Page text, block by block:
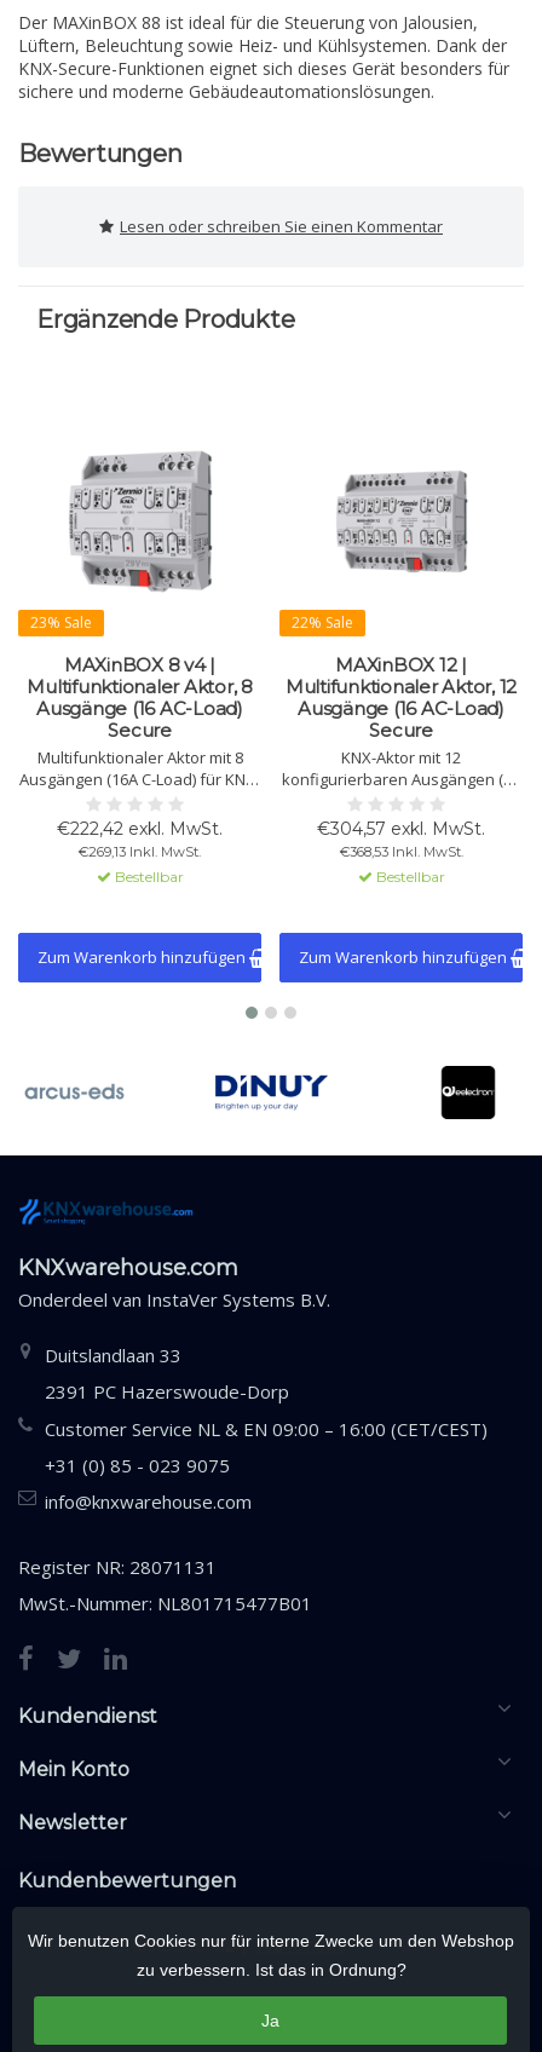
Der MAXinBOX 88 ist ideal für die Steuerung von Jalousien,
Lüftern, Beleuchtung sowie Heiz- und Kühlsystemen. Dank der
KNX-Secure-Funktionen eignet sich dieses Gerät besonders für
sichere und moderne Gebäudeautomationslösungen.
Bewertungen
Lesen oder schreiben Sie einen Kommentar
Ergänzende Produkte
23% Sale
MAXinBOX 8 v4 |
Multifunktionaler Aktor, 8
Ausgänge (16 AC-Load)
Secure
Multifunktionaler Aktor mit 8
Ausgängen (16A C-Load) für KNX-
Systeme. Geeignet für Jalousien,
Einzelkanäle und 2-Leiter-
Gebläsekonvektoren. KNX
Secure-kompatibel.
€222,42 exkl. MwSt.
€269,13 Inkl. MwSt.
Bestellbar
Zum Warenkorb hinzufügen
22% Sale
MAXinBOX 12 |
Multifunktionaler Aktor, 12
Ausgänge (16 AC-Load)
Secure
KNX-Aktor mit 12
konfigurierbaren Ausgängen (16
A), einzeln als Schaltaktor
nutzbar. Geeignet für
Jalousiensteuerung,
Lüfterregelung und KNX Secure.
€304,57 exkl. MwSt.
€368,53 Inkl. MwSt.
Bestellbar
Zum Warenkorb hinzufügen
KNXwarehouse.com
Onderdeel van InstaVer Systems B.V.
Duitslandlaan 33
2391 PC Hazerswoude-Dorp
Customer Service NL & EN 09:00 – 16:00 (CET/CEST)
+31 (0) 85 - 023 9075
info@knxwarehouse.com
Register NR: 28071131
MwSt.-Nummer: NL801715477B01
Kundendienst
Mein Konto
Newsletter
Kundenbewertungen
Wir benutzen Cookies nur für interne Zwecke um den Webshop
zu verbessern. Ist das in Ordnung?
Ja